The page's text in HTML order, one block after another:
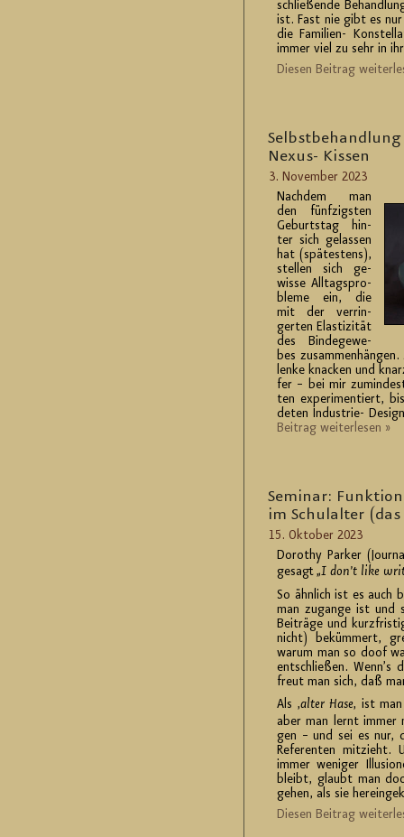
schlie­ßen­de
ist. Fast nie gibt es nur
die Fa­mi­li­en-
immer viel zu sehr in
Die­sen Bei­trag
Ne­xus- Kis­sen
3. No­vem­ber 2023
Nach­dem man
den fünf­zigs­ten
Ge­burts­tag hin­
ter sich ge­las­sen
hat (spä­tes­tens),
stel­len sich ge­
wis­se All­tags­pro­
ble­me ein, die
mit der ver­rin­
ger­ten Elas­ti­zi­tät
des Bin­de­ge­we­
bes
len­ke kna­cken und
fer – bei mir
ten ex­pe­ri­men­tiert,
de­ten In­dus­trie-
Bei­trag wei­ter­le­sen »
Se­mi­nar:
im Schul­al­ter
15. Ok­to­ber 2023
Do­ro­thy Par­ker
ge­sagt „I don’t like
So ähn­lich ist es auch
man zu­gan­ge ist und
Bei­trä­ge und
nicht) be­küm­mert,
warum man so doof
ent­schlie­ßen. Wenn’s
freut man sich, daß
Als ‚alter Hase‚ ist
aber man lernt immer
gen – und sei es nur,
Re­fe­ren­ten mit­zieht.
immer we­ni­ger
bleibt, glaubt man
ge­hen, als sie
Die­sen Bei­trag